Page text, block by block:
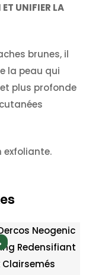
UNIFIER LA
brunes, il
la peau qui
plus profonde
exfoliante.